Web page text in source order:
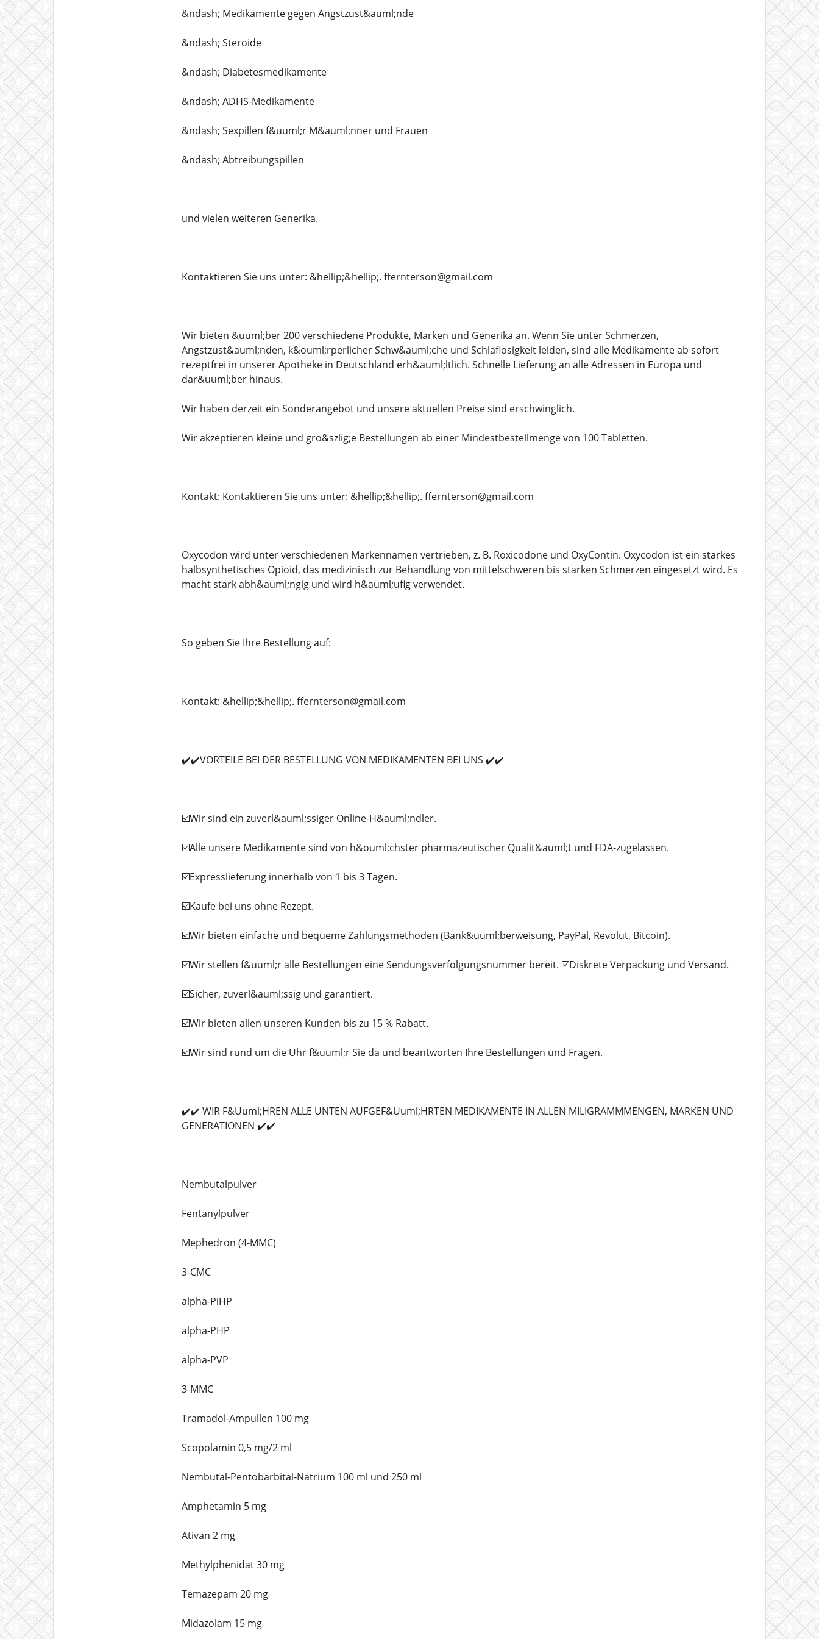
&ndash; Medikamente gegen Angstzust&auml;nde
&ndash; Steroide
&ndash; Diabetesmedikamente
&ndash; ADHS-Medikamente
&ndash; Sexpillen f&uuml;r M&auml;nner und Frauen
&ndash; Abtreibungspillen
und vielen weiteren Generika.
Kontaktieren Sie uns unter: &hellip;&hellip;. ffernterson@gmail.com
Wir bieten &uuml;ber 200 verschiedene Produkte, Marken und Generika an. Wenn Sie unter Schmerzen,
Angstzust&auml;nden, k&ouml;rperlicher Schw&auml;che und Schlaflosigkeit leiden, sind alle Medikamente ab sofort
rezeptfrei in unserer Apotheke in Deutschland erh&auml;ltlich. Schnelle Lieferung an alle Adressen in Europa und
dar&uuml;ber hinaus.
Wir haben derzeit ein Sonderangebot und unsere aktuellen Preise sind erschwinglich.
Wir akzeptieren kleine und gro&szlig;e Bestellungen ab einer Mindestbestellmenge von 100 Tabletten.
Kontakt: Kontaktieren Sie uns unter: &hellip;&hellip;. ffernterson@gmail.com
Oxycodon wird unter verschiedenen Markennamen vertrieben, z. B. Roxicodone und OxyContin. Oxycodon ist ein starkes
halbsynthetisches Opioid, das medizinisch zur Behandlung von mittelschweren bis starken Schmerzen eingesetzt wird. Es
macht stark abh&auml;ngig und wird h&auml;ufig verwendet.
So geben Sie Ihre Bestellung auf:
Kontakt: &hellip;&hellip;. ffernterson@gmail.com
✔️✔️VORTEILE BEI ​​DER BESTELLUNG VON MEDIKAMENTEN BEI UNS ✔️✔️
☑️Wir sind ein zuverl&auml;ssiger Online-H&auml;ndler.
☑️Alle unsere Medikamente sind von h&ouml;chster pharmazeutischer Qualit&auml;t und FDA-zugelassen.
☑️Expresslieferung innerhalb von 1 bis 3 Tagen.
☑️Kaufe bei uns ohne Rezept.
☑️Wir bieten einfache und bequeme Zahlungsmethoden (Bank&uuml;berweisung, PayPal, Revolut, Bitcoin).
☑️Wir stellen f&uuml;r alle Bestellungen eine Sendungsverfolgungsnummer bereit. ☑️Diskrete Verpackung und Versand.
☑️Sicher, zuverl&auml;ssig und garantiert.
☑️Wir bieten allen unseren Kunden bis zu 15 % Rabatt.
☑️Wir sind rund um die Uhr f&uuml;r Sie da und beantworten Ihre Bestellungen und Fragen.
✔️✔️ WIR F&Uuml;HREN ALLE UNTEN AUFGEF&Uuml;HRTEN MEDIKAMENTE IN ALLEN MILIGRAMMMENGEN, MARKEN UND
GENERATIONEN ✔️✔️
Nembutalpulver
Fentanylpulver
Mephedron (4-MMC)
3-CMC
alpha-PiHP
alpha-PHP
alpha-PVP
3-MMC
Tramadol-Ampullen 100 mg
Scopolamin 0,5 mg/2 ml
Nembutal-Pentobarbital-Natrium 100 ml und 250 ml
Amphetamin 5 mg
Ativan 2 mg
Methylphenidat 30 mg
Temazepam 20 mg
Midazolam 15 mg